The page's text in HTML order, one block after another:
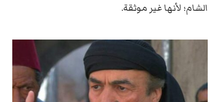
الشام؛ لأنھا غیر موثقة.